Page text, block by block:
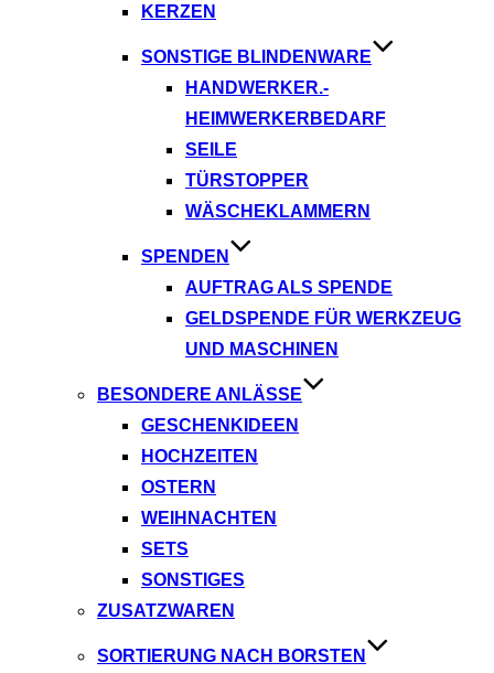
KERZEN
SONSTIGE BLINDENWARE
HANDWERKER.-
HEIMWERKERBEDARF
SEILE
TÜRSTOPPER
WÄSCHEKLAMMERN
SPENDEN
AUFTRAG ALS SPENDE
GELDSPENDE FÜR WERKZEUG
UND MASCHINEN
BESONDERE ANLÄSSE
GESCHENKIDEEN
HOCHZEITEN
OSTERN
WEIHNACHTEN
SETS
SONSTIGES
ZUSATZWAREN
SORTIERUNG NACH BORSTEN